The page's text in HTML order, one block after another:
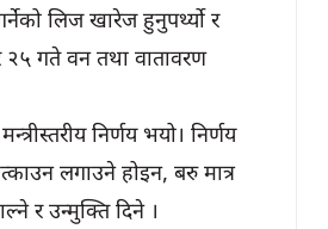
लिज खारेज हुनुपर्थ्यो र
गते वन तथा वातावरण
निर्णय भयो। निर्णय
लगाउने होइन, बरु मात्र
र उन्मुक्ति दिने ।